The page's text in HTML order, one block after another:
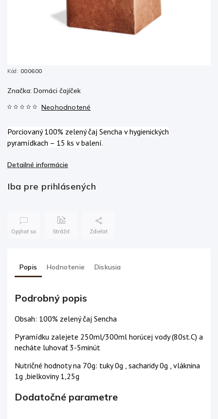
Kód: 000600
Neohodnotené
Porciovaný 100% zelený čaj Sencha v hygienických
pyramídkach – 15 ks v balení.
Detailné informácie
Značka: Domáci čajíček
Iba pre prihlásených
Opýtať sa Strážiť Zdieľať
Popis Hodnotenie Diskusia
Podrobný popis
Obsah: 100% zelený čaj Sencha
Pyramídku zalejete 250ml/300ml horúcej vody (80st.C) a
necháte luhovať 3-5minút
Nutričné hodnoty na 70g: tuky 0g , sacharidy 0g , vláknina
1g ,bielkoviny 1,25g
Dodatočné parametre